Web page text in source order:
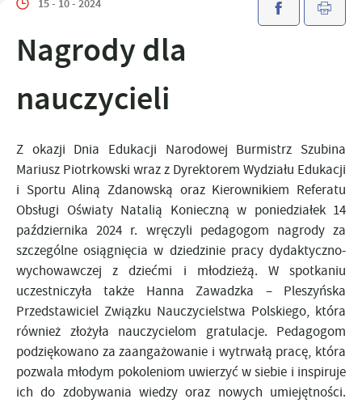
15 - 10 - 2024
Nagrody dla
nauczycieli
Z okazji Dnia Edukacji Narodowej Burmistrz Szubina
Mariusz Piotrkowski wraz z Dyrektorem Wydziału Edukacji
i Sportu Aliną Zdanowską oraz Kierownikiem Referatu
Obsługi Oświaty Natalią Konieczną w poniedziałek 14
października 2024 r. wręczyli pedagogom nagrody za
szczególne osiągnięcia w dziedzinie pracy dydaktyczno-
wychowawczej z dziećmi i młodzieżą. W spotkaniu
uczestniczyła także Hanna Zawadzka – Pleszyńska
Przedstawiciel Związku Nauczycielstwa Polskiego, która
również złożyła nauczycielom gratulacje. Pedagogom
podziękowano za zaangażowanie i wytrwałą pracę, która
pozwala młodym pokoleniom uwierzyć w siebie i inspiruje
ich do zdobywania wiedzy oraz nowych umiejętności.